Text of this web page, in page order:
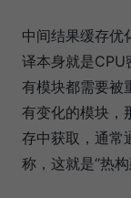
中间结果缓存优
译本身就是CPU
有模块都需要被
有变化的模块，
存中获取，通常
称，这就是“热构